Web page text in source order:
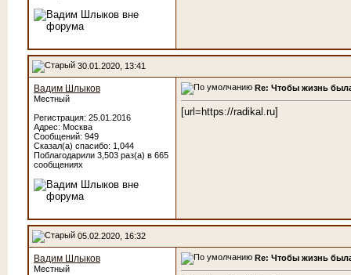
30.01.2020, 13:41
Вадим Шлыков
Местный
Регистрация: 25.01.2016
Адрес: Москва
Сообщений: 949
Сказал(а) спасибо: 1,044
Поблагодарили 3,503 раз(а) в 665
сообщениях
Re: Чтобы жизнь
[url=https://radikal.ru]
05.02.2020, 16:32
Вадим Шлыков
Местный
Re: Чтобы жизнь